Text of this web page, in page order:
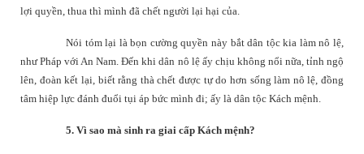
lợi quyền, thua thì mình đã chết người lại hại của.
Nói tóm lại là bọn cường quyền này bắt dân tộc kia làm nô lệ,
như Pháp với An Nam. Đến khi dân nô lệ ấy chịu không nổi nữa, tỉnh ngộ
lên, đoàn kết lại, biết rằng thà chết được tự do hơn sống làm nô lệ, đồng
tâm hiệp lực đánh đuổi tụi áp bức mình đi; ấy là dân tộc Kách mệnh.
5. Vì sao mà sinh ra giai cấp Kách mệnh?